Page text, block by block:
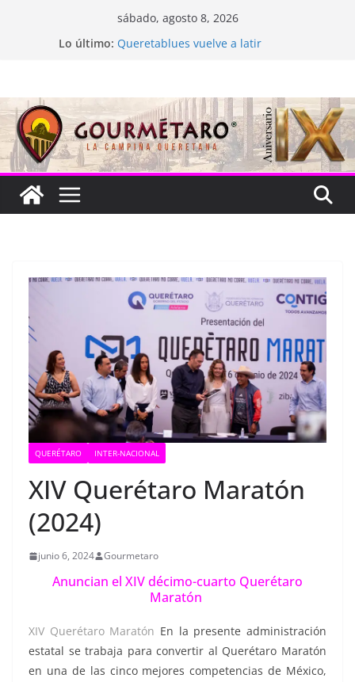
sábado, agosto 8, 2026
Lo último: Queretablues vuelve a latir
Cascada Cueva Longa
QUERÉTARO INTER-NACIONAL
XIV Querétaro Maratón
(2024)
junio 6, 2024 Gourmetaro
Anuncian el XIV décimo-cuarto Querétaro
Maratón
XIV Querétaro Maratón En la presente administración
estatal se trabaja para convertir al Querétaro Maratón
en una de las cinco mejores competencias de México,